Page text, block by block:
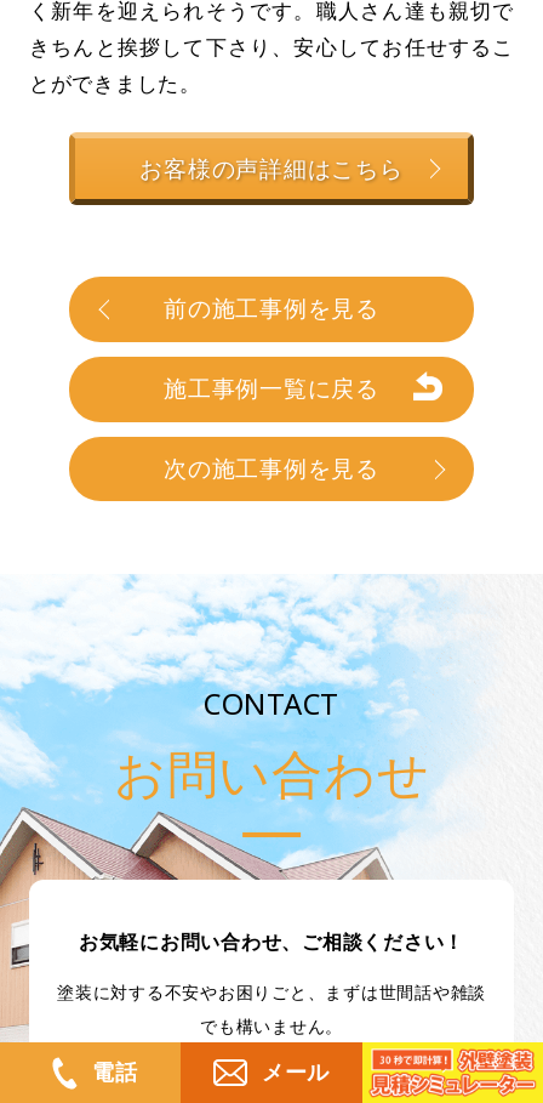
く新年を迎えられそうです。職人さん達も親切で
きちんと挨拶して下さり、安心してお任せするこ
とができました。
お客様の声詳細はこちら
前の施工事例を見る
施工事例一覧に戻る
次の施工事例を見る
CONTACT
お問い合わせ
お気軽にお問い合わせ、ご相談ください！
塗装に対する不安やお困りごと、まずは世間話や雑談
でも構いません。
ご家族皆さんと向き合うために、
たっぷりと時間をかけてお話させてください。
電話 メール